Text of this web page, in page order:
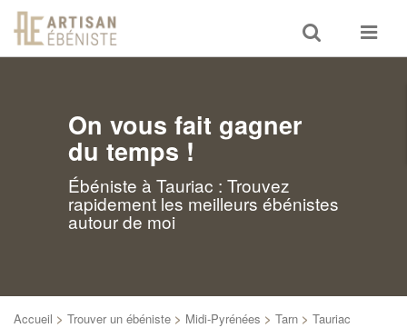
Toggle
search
Toggle
On vous fait gagner
du temps !
Ébéniste à Tauriac : Trouvez
rapidement les meilleurs ébénistes
autour de moi
Accueil > Trouver un ébéniste > Midi-Pyrénées > Tarn > Tauriac